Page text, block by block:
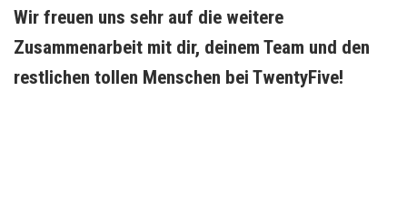
Wir freuen uns sehr auf die weitere
Zusammenarbeit mit dir, deinem Team und den
restlichen tollen Menschen bei TwentyFive!